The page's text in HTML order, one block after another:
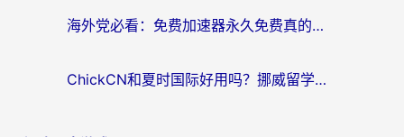
海外党必看：免费加速器永久免费真的存在吗？教你选对回国加速器无缝刷国内资源
ChickCN和夏时国际好用吗？挪威留学生亲测3款回国加速器，附穿梭和加速喵对比指南